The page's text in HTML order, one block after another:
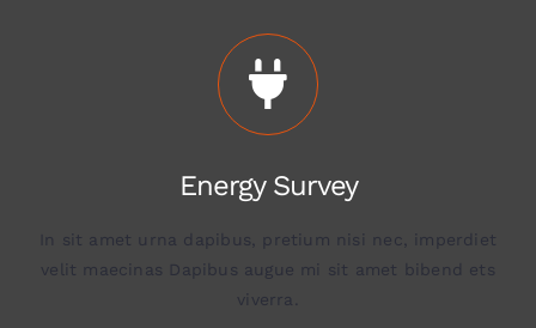
Energy Survey
In sit amet urna dapibus, pretium nisi nec, imperdiet
velit maecinas Dapibus augue mi sit amet bibend ets
viverra.